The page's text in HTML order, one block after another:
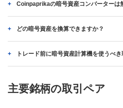
Coinpaprikaの暗号資産コンバーターは
どの暗号資産を換算できますか？
トレード前に暗号資産計算機を使うべき
主要銘柄の取引ペア